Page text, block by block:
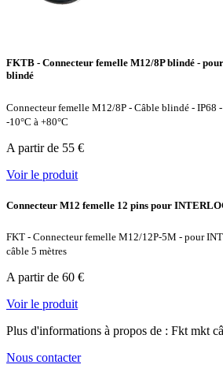
FKTB - Connecteur femelle M12/8P blindé -
blindé
Connecteur femelle M12/8P - Câble blindé - IP68
-10°C à +80°C
A partir de 55 €
Voir le produit
Connecteur M12 femelle 12 pins pour
FKT - Connecteur femelle M12/12P-5M - pour
câble 5 mètres
A partir de 60 €
Voir le produit
Plus d'informations à propos de : Fkt mkt
Nous contacter